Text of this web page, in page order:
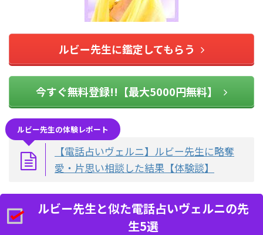
ルビー先生に鑑定してもらう
今すぐ無料登録!!【最大5000円無料】
ルビー先生の体験レポート
【電話占いヴェルニ】ルビー先生に略奪
愛・片思い相談した結果【体験談】
ルビー先生と似た電話占いヴェルニの先
生5選